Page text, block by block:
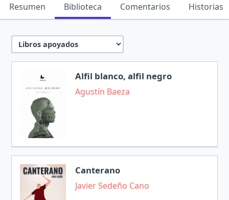
Resumen Biblioteca Comentarios Historias
Alfil blanco, alfil negro
Agustín Baeza
Canterano
Javier Sedeño Cano